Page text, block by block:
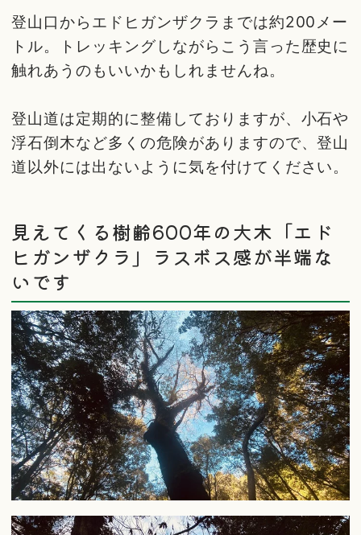
登山口からエドヒガンザクラまでは約200メー
トル。トレッキングしながらこう言った歴史に
触れあうのもいいかもしれませんね。
登山道は定期的に整備しておりますが、小石や
浮石倒木など多くの危険がありますので、登山
道以外には出ないように気を付けてください。
見えてくる樹齢600年の大木「エド
ヒガンザクラ」ラスボス感が半端な
いです